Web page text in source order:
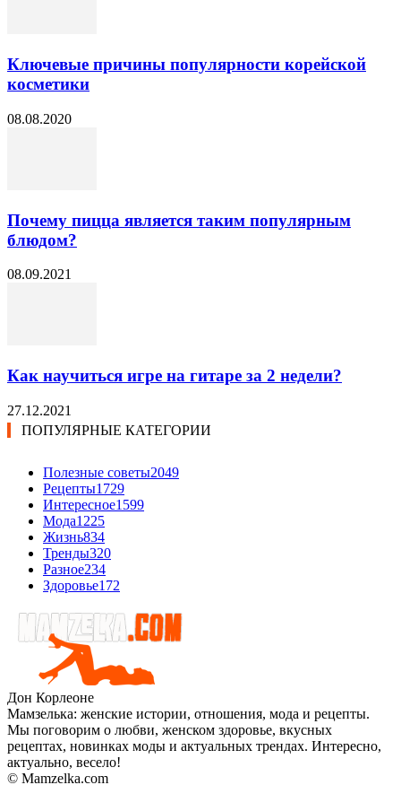
Ключевые причины популярности корейской
косметики
08.08.2020
Почему пицца является таким популярным
блюдом?
08.09.2021
Как научиться игре на гитаре за 2 недели?
27.12.2021
ПОПУЛЯРНЫЕ КАТЕГОРИИ
Полезные советы2049
Рецепты1729
Интересное1599
Мода1225
Жизнь834
Тренды320
Разное234
Здоровье172
Дон Корлеоне
Мамзелька: женские истории, отношения, мода и рецепты.
Мы поговорим о любви, женском здоровье, вкусных
рецептах, новинках моды и актуальных трендах. Интересно,
актуально, весело!
© Mamzelka.com